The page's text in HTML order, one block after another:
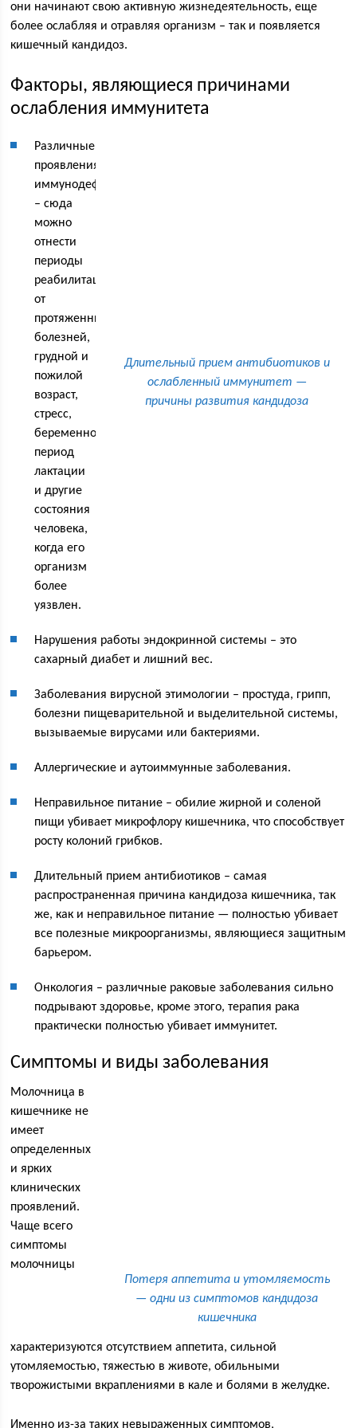
они начинают свою активную жизнедеятельность, еще
более ослабляя и отравляя организм – так и появляется
кишечный кандидоз.
Факторы, являющиеся причинами
ослабления иммунитета
Длительный прием антибиотиков и
ослабленный иммунитет —
причины развития кандидоза
Различные
проявления
иммунодефицита
– сюда
можно
отнести
периоды
реабилитации
от
протяженных
болезней,
грудной и
пожилой
возраст,
стресс,
беременность,
период
лактации
и другие
состояния
человека,
когда его
организм
более
уязвлен.
Нарушения работы эндокринной системы – это
сахарный диабет и лишний вес.
Заболевания вирусной этимологии – простуда, грипп,
болезни пищеварительной и выделительной системы,
вызываемые вирусами или бактериями.
Аллергические и аутоиммунные заболевания.
Неправильное питание – обилие жирной и соленой
пищи убивает микрофлору кишечника, что способствует
росту колоний грибков.
Длительный прием антибиотиков – самая
распространенная причина кандидоза кишечника, так
же, как и неправильное питание — полностью убивает
все полезные микроорганизмы, являющиеся защитным
барьером.
Онкология – различные раковые заболевания сильно
подрывают здоровье, кроме этого, терапия рака
практически полностью убивает иммунитет.
Симптомы и виды заболевания
Потеря аппетита и утомляемость
— одни из симптомов кандидоза
кишечника
Молочница в
кишечнике не
имеет
определенных
и ярких
клинических
проявлений.
Чаще всего
симптомы
молочницы
характеризуются отсутствием аппетита, сильной
утомляемостью, тяжестью в животе, обильными
творожистыми вкраплениями в кале и болями в желудке.
Именно из-за таких невыраженных симптомов,